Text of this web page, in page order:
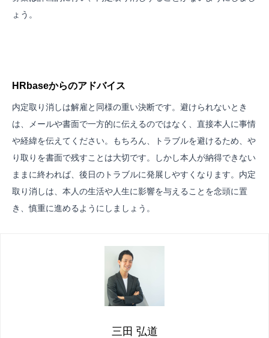
ょう。
HRbaseからのアドバイス
内定取り消しは解雇と同様の重い決断です。避けられないとき
は、メールや書面で一方的に伝えるのではなく、直接本人に事情
や経緯を伝えてください。もちろん、トラブルを避けるため、や
り取りを書面で残すことは大切です。しかし本人が納得できない
ままに終われば、後日のトラブルに発展しやすくなります。内定
取り消しは、本人の生活や人生に影響を与えることを念頭に置
き、慎重に進めるようにしましょう。
三田 弘道